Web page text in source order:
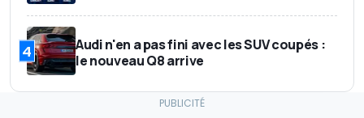
4
Audi n'en a pas fini avec les SUV coupés :
le nouveau Q8 arrive